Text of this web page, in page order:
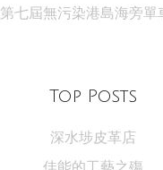
第七屆無污染港島海旁單
Top Posts
深水埗皮革店
佳能的工藝之殤